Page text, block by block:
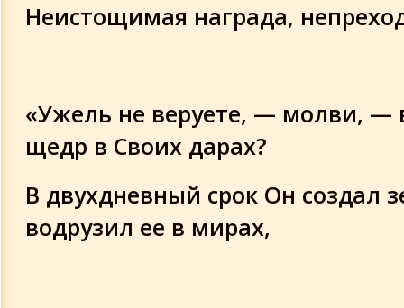
Неистощимая награда,
«Ужель не веруете, — молви, —
щедр в Своих дарах?
В двухдневный срок Он создал
водрузил ее в мирах,